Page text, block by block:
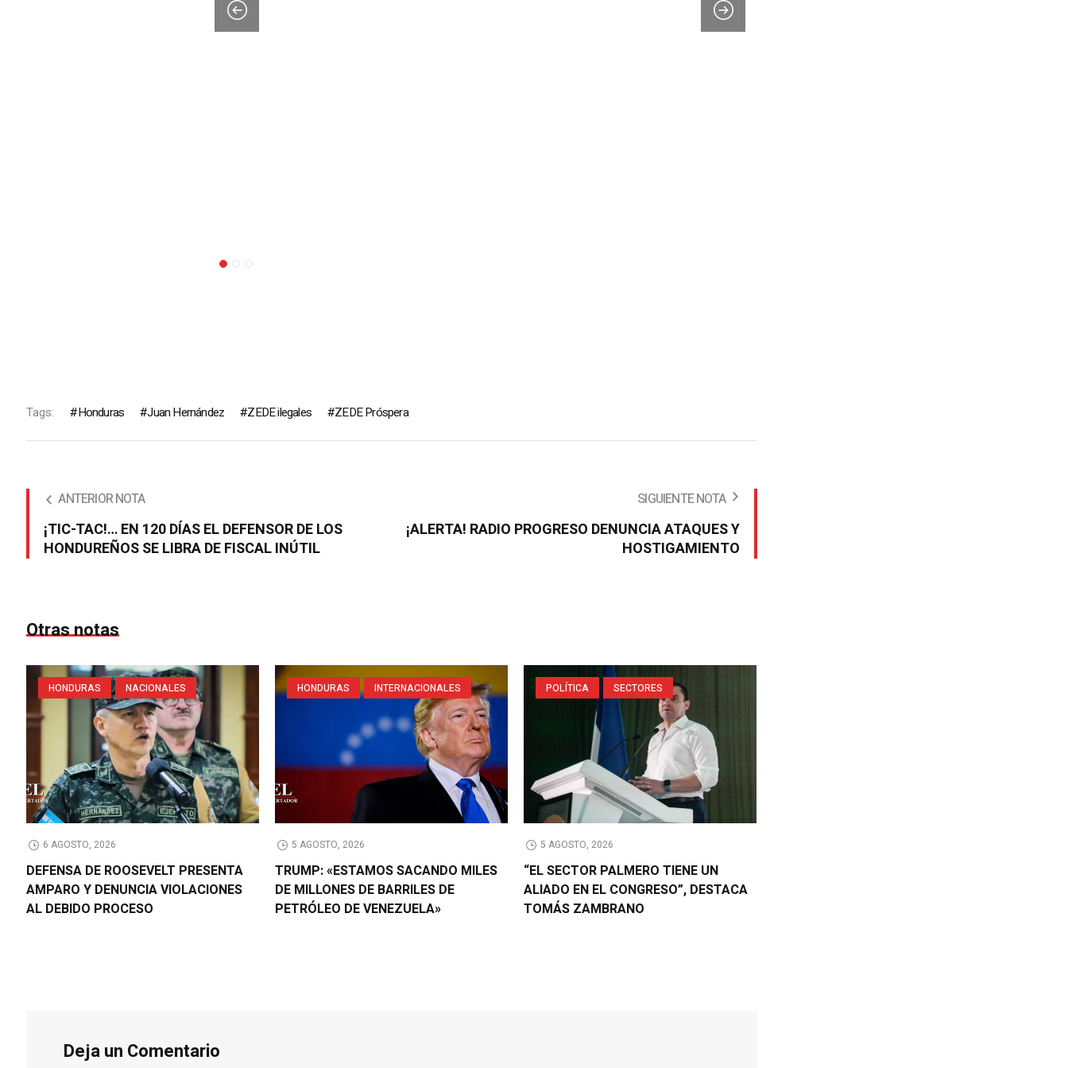
Tags: Honduras Juan Hernández ZEDE ilegales ZEDE Próspera
ANTERIOR NOTA
¡TIC-TAC!… EN 120 DÍAS EL DEFENSOR DE LOS
HONDUREÑOS SE LIBRA DE FISCAL INÚTIL
SIGUIENTE NOTA
¡ALERTA! RADIO PROGRESO DENUNCIA ATAQUES Y
HOSTIGAMIENTO
Otras notas
HONDURAS NACIONALES
6 AGOSTO, 2026
DEFENSA DE ROOSEVELT PRESENTA
AMPARO Y DENUNCIA VIOLACIONES
AL DEBIDO PROCESO
HONDURAS INTERNACIONALES
5 AGOSTO, 2026
TRUMP: «ESTAMOS SACANDO MILES
DE MILLONES DE BARRILES DE
PETRÓLEO DE VENEZUELA»
POLÍTICA SECTORES
5 AGOSTO, 2026
“EL SECTOR PALMERO TIENE UN
ALIADO EN EL CONGRESO”, DESTACA
TOMÁS ZAMBRANO
Deja un Comentario